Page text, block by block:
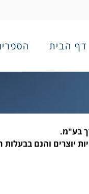
דף הבית